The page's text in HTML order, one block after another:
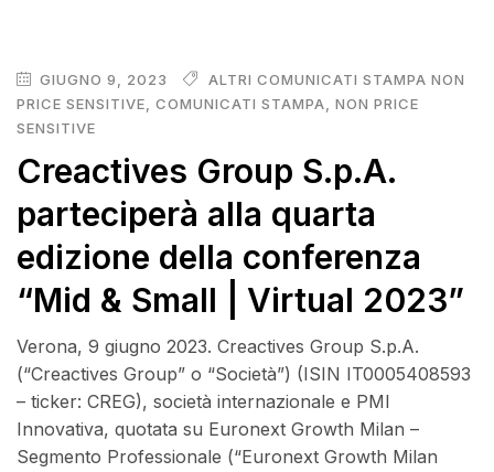
GIUGNO 9, 2023
ALTRI COMUNICATI STAMPA NON
PRICE SENSITIVE, COMUNICATI STAMPA, NON PRICE
SENSITIVE
Creactives Group S.p.A.
parteciperà alla quarta
edizione della conferenza
“Mid & Small | Virtual 2023”
Verona, 9 giugno 2023. Creactives Group S.p.A.
(“Creactives Group” o “Società”) (ISIN IT0005408593
– ticker: CREG), società internazionale e PMI
Innovativa, quotata su Euronext Growth Milan –
Segmento Professionale (“Euronext Growth Milan